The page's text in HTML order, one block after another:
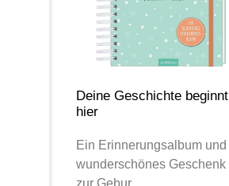
Deine Geschichte beginnt
hier
Ein Erinnerungsalbum und
wunderschönes Geschenk
zur Gebur.